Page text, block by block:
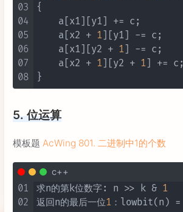
03
04
05
06
07
08
{
    a[x1][y1] += c;
    a[x2 +
1 ][y1] -= c;
    a[x1][y2 +
1 ] -= c;
    a[x2 +
1 ][y2 + 1 ] += c;
5. 位运算
模板题 AcWing 801. 二进制中1的个数
c++
01
02
求n的第k位数字: n >> k & 1
返回n的最后一位1